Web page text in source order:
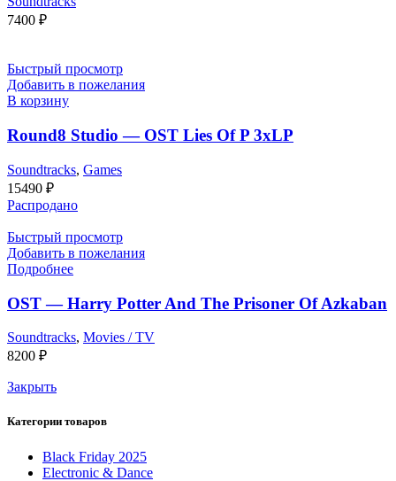
7400 ₽
Быстрый просмотр
Добавить в пожелания
В корзину
Round8 Studio — OST Lies Of P 3xLP
Soundtracks, Games
15490 ₽
Распродано
Быстрый просмотр
Добавить в пожелания
Подробнее
OST — Harry Potter And The Prisoner Of Azkaban
Soundtracks, Movies / TV
8200 ₽
Закрыть
Категории товаров
Black Friday 2025
Electronic & Dance